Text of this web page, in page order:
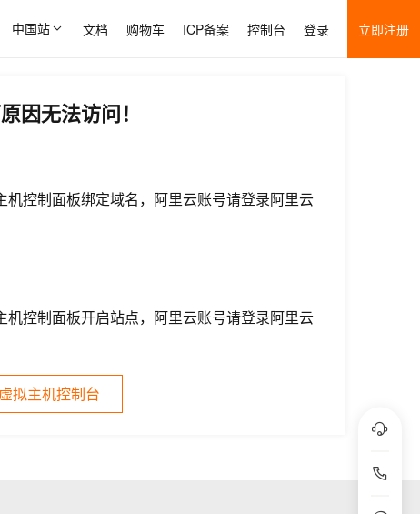
中国站 文档 购物车 ICP备案 控制台 登录 立即注册
因无法访问！
控制面板绑定域名，阿里云账号请登录阿里云
控制面板开启站点，阿里云账号请登录阿里云
拟主机控制台